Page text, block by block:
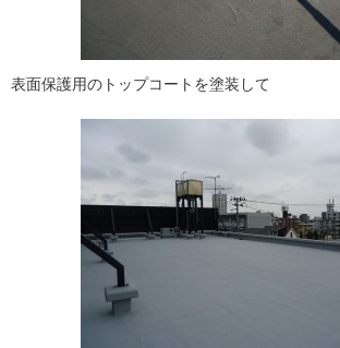
表面保護用のトップコートを塗装して